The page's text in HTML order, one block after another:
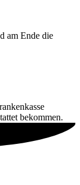
am Ende die
bekommen.